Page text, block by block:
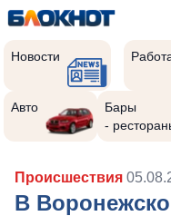
Новости
Авто
Бары
-
Происшествия
В